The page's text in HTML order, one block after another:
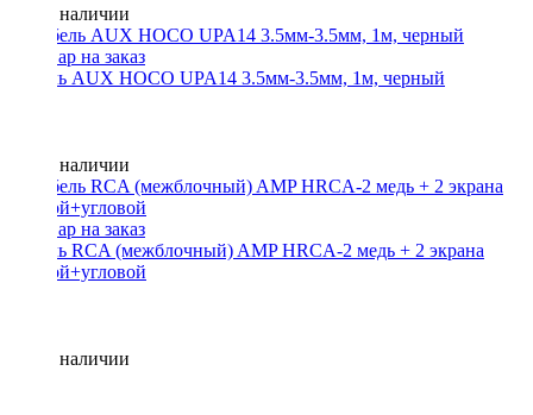
Нет в наличии
Кабель AUX HOCO UPA14 3.5мм-3.5мм, 1м, черный
Нет в наличии
Кабель RCA (межблочный) AMP HRCA-2 медь + 2 экрана
прямой+угловой
Нет в наличии